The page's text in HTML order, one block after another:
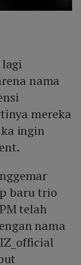
nama
mereka
ingin
baru trio
telah
nama